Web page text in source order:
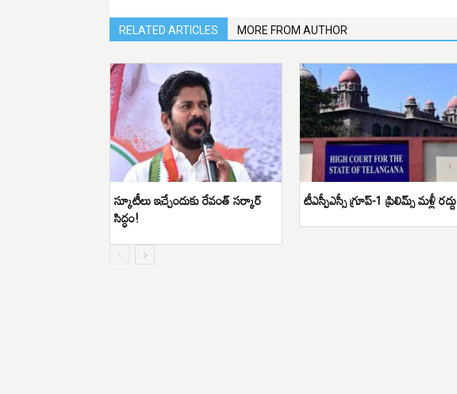
RELATED ARTICLES MORE FROM AUTHOR
స్కూటీలు ఇచ్చేందుకు రేవంత్ సర్కార్
సిద్ధం!
టీఎస్పీఎస్సీ గ్రూప్-1 ప్రిలిమ్స్ మళ్లీ రద్దు